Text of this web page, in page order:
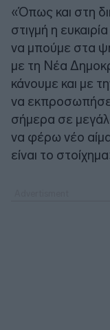
«Όπως και στη
στιγμή η
να μπούμε στα
με τη Νέα
κάνουμε και με
να
σήμερα σε
να φέρω νέο
είναι το